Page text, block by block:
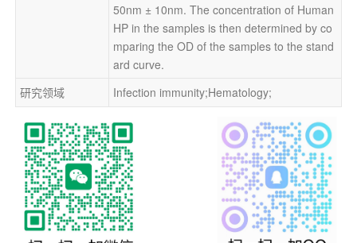
50nm ± 10nm. The concentration of Human
HP in the samples is then determined by co
mparing the OD of the samples to the stand
ard curve.
研究领域
Infection immunity;Hematology;